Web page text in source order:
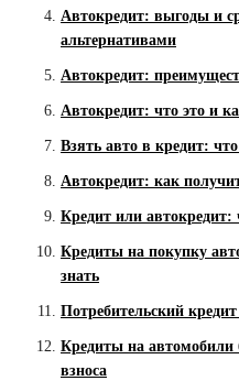
Автокредит: выгоды и
альтернативами
Автокредит:
Автокредит: что это и
Взять авто в кредит: что
Автокредит: как
Кредит или автокредит:
Кредиты на покупку
знать
Потребительский
Кредиты на автомобили
взноса